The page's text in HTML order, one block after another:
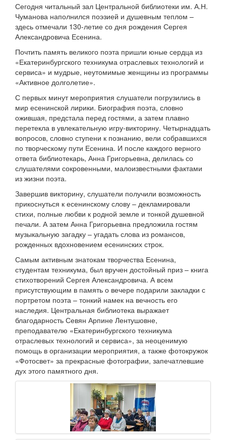
Сегодня читальный зал Центральной библиотеки им. А.Н.
Чуманова наполнился поэзией и душевным теплом –
здесь отмечали 130-летие со дня рождения Сергея
Александровича Есенина.
Почтить память великого поэта пришли юные сердца из
«Екатеринбургского техникума отраслевых технологий и
сервиса» и мудрые, неутомимые женщины из программы
«Активное долголетие».
С первых минут мероприятия слушатели погрузились в
мир есенинской лирики. Биография поэта, словно
ожившая, предстала перед гостями, а затем плавно
перетекла в увлекательную игру-викторину. Четырнадцать
вопросов, словно ступени к познанию, вели собравшихся
по творческому пути Есенина. И после каждого верного
ответа библиотекарь, Анна Григорьевна, делилась со
слушателями сокровенными, малоизвестными фактами
из жизни поэта.
Завершив викторину, слушатели получили возможность
прикоснуться к есенинскому слову – декламировали
стихи, полные любви к родной земле и тонкой душевной
печали. А затем Анна Григорьевна предложила гостям
музыкальную загадку – угадать слова из романсов,
рожденных вдохновением есенинских строк.
Самым активным знатокам творчества Есенина,
студентам техникума, был вручен достойный приз – книга
стихотворений Сергея Александровича. А всем
присутствующим в память о вечере подарили закладки с
портретом поэта – тонкий намек на вечность его
наследия. Центральная библиотека выражает
благодарность Севян Арпине Лентушовне,
преподавателю «Екатеринбургского техникума
отраслевых технологий и сервиса», за неоценимую
помощь в организации мероприятия, а также фотокружок
«Фотосвет» за прекрасные фотографии, запечатлевшие
дух этого памятного дня.